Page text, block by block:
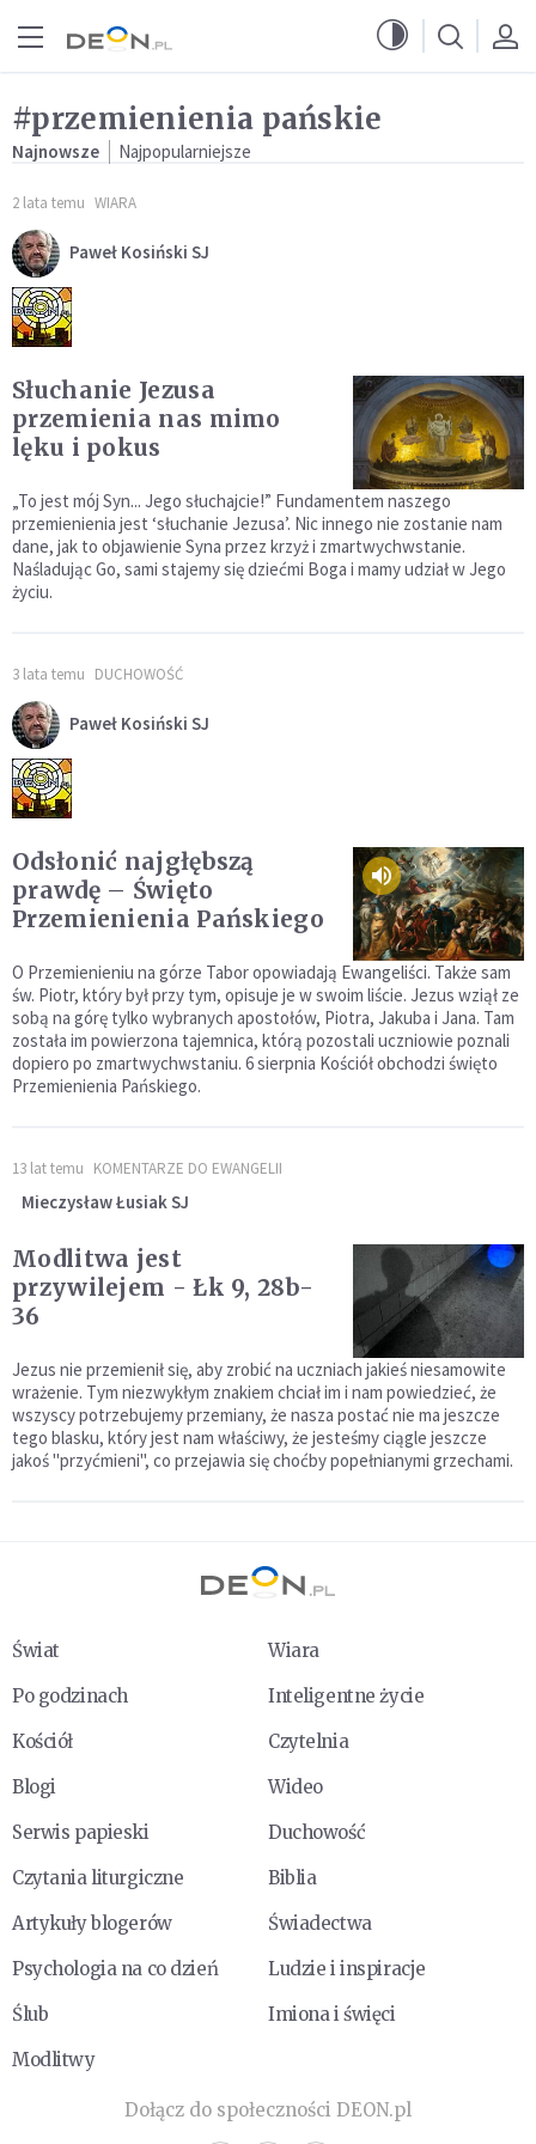
#przemienienia pańskie
Najnowsze Najpopularniejsze
2 lata temu WIARA
Paweł Kosiński SJ
Słuchanie Jezusa
przemienia nas mimo
lęku i pokus
„To jest mój Syn... Jego słuchajcie!” Fundamentem naszego
przemienienia jest ‘słuchanie Jezusa’. Nic innego nie zostanie nam
dane, jak to objawienie Syna przez krzyż i zmartwychwstanie.
Naśladując Go, sami stajemy się dziećmi Boga i mamy udział w Jego
życiu.
3 lata temu DUCHOWOŚĆ
Paweł Kosiński SJ
Odsłonić najgłębszą
prawdę – Święto
Przemienienia Pańskiego
O Przemienieniu na górze Tabor opowiadają Ewangeliści. Także sam
św. Piotr, który był przy tym, opisuje je w swoim liście. Jezus wziął ze
sobą na górę tylko wybranych apostołów, Piotra, Jakuba i Jana. Tam
została im powierzona tajemnica, którą pozostali uczniowie poznali
dopiero po zmartwychwstaniu. 6 sierpnia Kościół obchodzi święto
Przemienienia Pańskiego.
13 lat temu KOMENTARZE DO EWANGELII
Mieczysław Łusiak SJ
Modlitwa jest
przywilejem - Łk 9, 28b-
36
Jezus nie przemienił się, aby zrobić na uczniach jakieś niesamowite
wrażenie. Tym niezwykłym znakiem chciał im i nam powiedzieć, że
wszyscy potrzebujemy przemiany, że nasza postać nie ma jeszcze
tego blasku, który jest nam właściwy, że jesteśmy ciągle jeszcze
jakoś "przyćmieni", co przejawia się choćby popełnianymi grzechami.
Świat
Wiara
Po godzinach
Inteligentne życie
Kościół
Czytelnia
Blogi
Wideo
Serwis papieski
Duchowość
Czytania liturgiczne
Biblia
Artykuły blogerów
Świadectwa
Psychologia na co dzień
Ludzie i inspiracje
Ślub
Imiona i święci
Modlitwy
Dołącz do społeczności DEON.pl